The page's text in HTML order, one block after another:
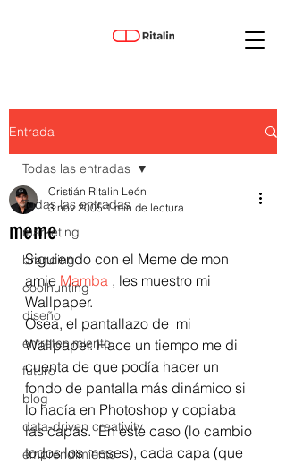
Entrada
Todas las entradas
marketing
branding
coolhunting
diseño
entretenimiento
futuro
blog
data-driven creativity
emprendimiento
Todas las entradas
meme
Cristián Ritalin León
3 nov 2005 1 min de lectura
Siguiendo con el Meme de mon
amie Mamba , les muestro mi
Wallpaper.
Osea, el pantallazo de  mi
Wallpaper. Hace un tiempo me di
cuenta de que podía hacer un
fondo de pantalla más dinámico si
lo hacía en Photoshop y copiaba
las capas.  En este caso (lo cambio
todos los meses), cada capa (que